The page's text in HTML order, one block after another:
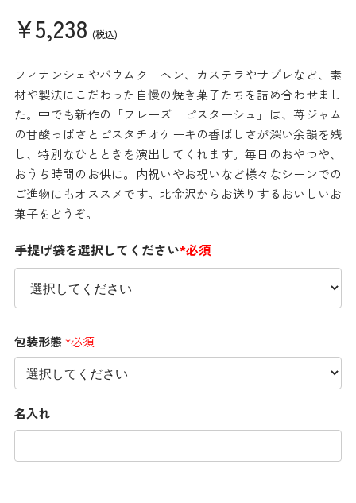
¥5,238 (税込)
フィナンシェやバウムクーヘン、カステラやサブレなど、素
材や製法にこだわった自慢の焼き菓子たちを詰め合わせまし
た。中でも新作の「フレーズ ピスターシュ」は、苺ジャム
の甘酸っぱさとピスタチオケーキの香ばしさが深い余韻を残
し、特別なひとときを演出してくれます。毎日のおやつや、
おうち時間のお供に。内祝いやお祝いなど様々なシーンでの
ご進物にもオススメです。北金沢からお送りするおいしいお
菓子をどうぞ。
手提げ袋を選択してください*必須
包装形態*必須
名入れ